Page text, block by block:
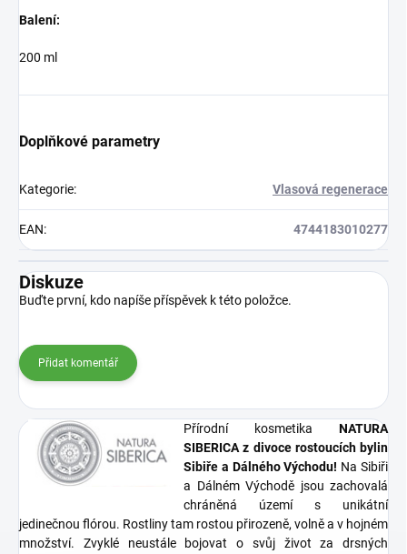
Balení:
200 ml
Doplňkové parametry
Kategorie: Vlasová regenerace
EAN: 4744183010277
Diskuze
Buďte první, kdo napíše příspěvek k této položce.
Přidat komentář
Přírodní kosmetika NATURA
SIBERICA z divoce rostoucích bylin
Sibiře a Dálného Východu! Na Sibiři
a Dálném Východě jsou zachovalá
chráněná území s unikátní
jedinečnou flórou. Rostliny tam rostou přirozeně, volně a v hojném
množství. Zvyklé neustále bojovat o svůj život za drsných